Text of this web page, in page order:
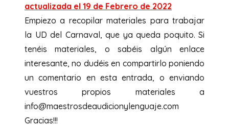
actualizada el 19 de Febrero de 2022
Empiezo a recopilar materiales para trabajar
la UD del Carnaval, que ya queda poquito. Si
tenéis materiales, o sabéis algún enlace
interesante, no dudéis en compartirlo poniendo
un comentario en esta entrada, o enviando
vuestros propios materiales a
info@maestrosdeaudicionylenguaje.com
Gracias!!!